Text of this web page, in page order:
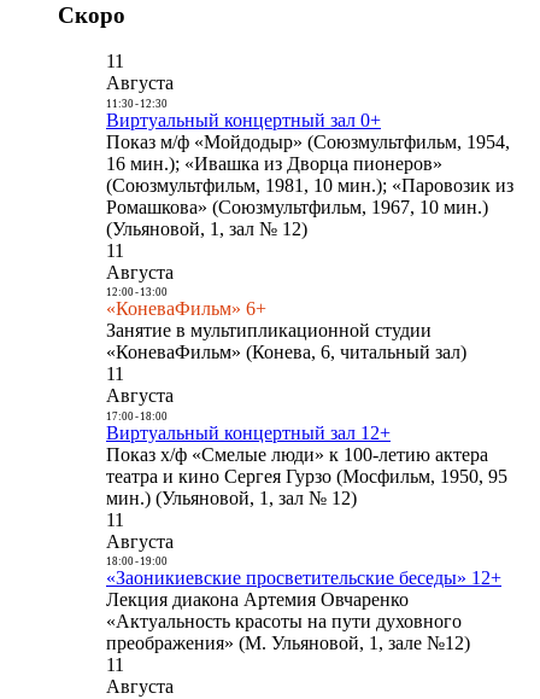
Скоро
11
Августа
11:30- 12:30
Виртуальный концертный зал 0+
Показ м/ф «Мойдодыр» (Союзмультфильм, 1954,
16 мин.); «Ивашка из Дворца пионеров»
(Союзмультфильм, 1981, 10 мин.); «Паровозик из
Ромашкова» (Союзмультфильм, 1967, 10 мин.)
(Ульяновой, 1, зал № 12)
11
Августа
12:00- 13:00
«КоневаФильм» 6+
Занятие в мультипликационной студии
«КоневаФильм» (Конева, 6, читальный зал)
11
Августа
17:00- 18:00
Виртуальный концертный зал 12+
Показ х/ф «Смелые люди» к 100-летию актера
театра и кино Сергея Гурзо (Мосфильм, 1950, 95
мин.) (Ульяновой, 1, зал № 12)
11
Августа
18:00- 19:00
«Заоникиевские просветительские беседы» 12+
Лекция диакона Артемия Овчаренко
«Актуальность красоты на пути духовного
преображения» (М. Ульяновой, 1, зале №12)
11
Августа